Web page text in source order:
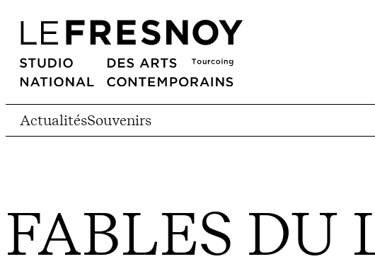
ActualitésSouvenirs
FABLES DU